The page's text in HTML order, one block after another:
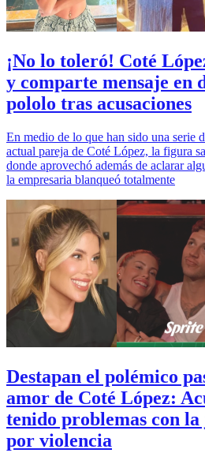
¡No lo toleró! Coté
y comparte mensaje en
pololo tras acusaciones
En medio de lo que han sido una serie
actual pareja de Coté López, la figura
donde aprovechó además de aclarar
la empresaria blanqueó totalmente
Destapan el polémico
amor de Coté López:
tenido problemas con
por violencia